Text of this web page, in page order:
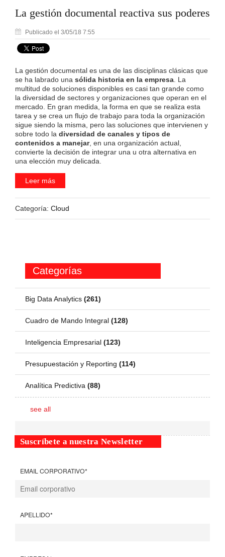
La gestión documental reactiva sus poderes
Publicado el 3/05/18 7:55
La gestión documental es una de las disciplinas clásicas que
se ha labrado una sólida historia en la empresa . La
multitud de soluciones disponibles es casi tan grande como
la diversidad de sectores y organizaciones que operan en el
mercado. En gran medida, la forma en que se realiza esta
tarea y se crea un flujo de trabajo para toda la organización
sigue siendo la misma, pero las soluciones que intervienen y
sobre todo la diversidad de canales y tipos de
contenidos a manejar, en una organización actual,
convierte la decisión de integrar una u otra alternativa en
una elección muy delicada.
Leer más
Categoría: Cloud
Categorías
Big Data Analytics (261)
Cuadro de Mando Integral (128)
Inteligencia Empresarial (123)
Presupuestación y Reporting (114)
Analítica Predictiva (88)
see all
Suscríbete a nuestra Newsletter
EMAIL CORPORATIVO*
APELLIDO*